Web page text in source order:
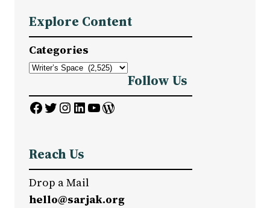
r
c
h
Explore Content
Categories
Follow Us
Facebook Twitter InstagramLinkedIn YouTube WordPress
Reach Us
Drop a Mail
hello@sarjak.org